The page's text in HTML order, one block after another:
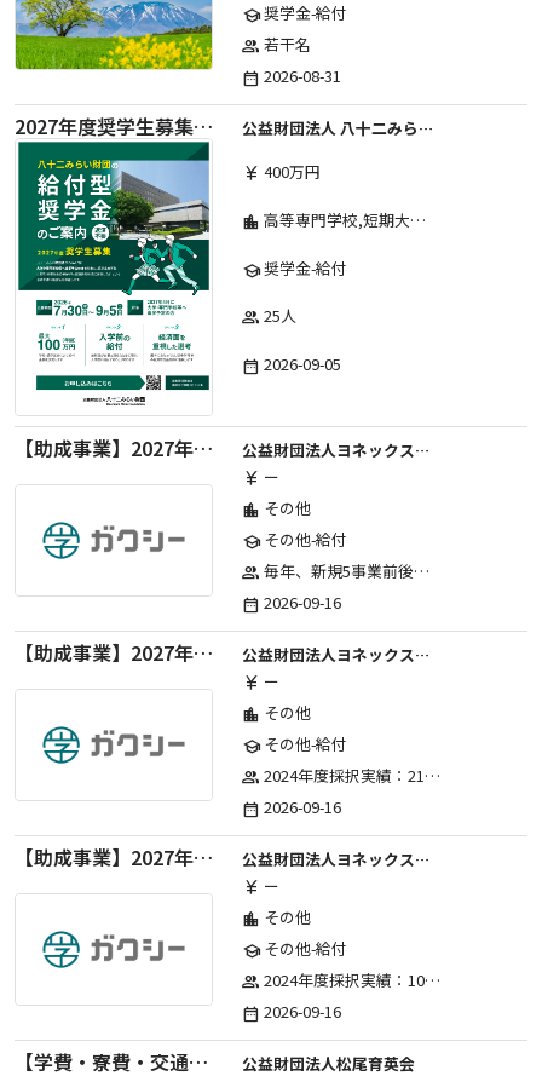
school奨学金-給付
group 若干名
date_range 2026-08-31
2027年度奨学生募集要項
公益財団法人 八十二みらい財団
currency_yen 400万円
location_city 高等専門学校,短期大学,専修学校,大学
school奨学金-給付
group 25人
date_range 2026-09-05
【助成事業】2027年度中学校部活動の地域展開推進に関する助成金
公益財団法人ヨネックススポーツ振興財団
currency_yen ー
location_city その他
schoolその他-給付
group 毎年、新規5事業前後への助成金交付を予定とし、初年度5事業、2年目合計10事業前後、3年目合計15事業前後、4年目以降は15事業前後にて実施する。 2025年度採択実績：5事業、2026年度採択実績：5事業
date_range 2026-09-16
【助成事業】2027年度（通年）国際交流普及事業に関する助成金
公益財団法人ヨネックススポーツ振興財団
currency_yen ー
location_city その他
schoolその他-給付
group 2024年度採択実績：21事業（前期11・後期10）、2025年度採択実績：30事業（前期15・後期15）、2026年度採択実績：40事業 ※2026年度より、前期・後期の区分を廃止し、年1回の申請受付となりました。
date_range 2026-09-16
【助成事業】2027年度（通年）ジュニアスポーツ振興に関する助成金
公益財団法人ヨネックススポーツ振興財団
currency_yen ー
location_city その他
schoolその他-給付
group 2024年度採択実績：107事業（前期45・後期62）、2025年度採択実績：103事業（前期48・後期55）、2026年度採択実績：97事業 ※2026年度より、前期・後期の区分を廃止し、年1回の申請受付となりました。
date_range 2026-09-16
【学費・寮費・交通費給付】2027年度第71期育英生募集 公益財団法人松尾育英会